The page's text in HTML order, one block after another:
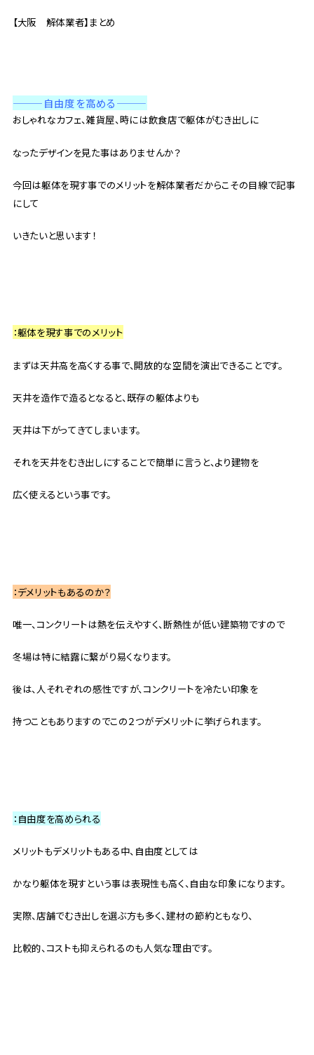
【大阪 解体業者】まとめ
———自由度を高める———
おしゃれなカフェ、雑貨屋、時には飲食店で躯体がむき出しに
なったデザインを見た事はありませんか？
今回は躯体を現す事でのメリットを解体業者だからこその目線で記事
にして
いきたいと思います！
：躯体を現す事でのメリット
まずは天井高を高くする事で、開放的な空間を演出できることです。
天井を造作で造るとなると、既存の躯体よりも
天井は下がってきてしまいます。
それを天井をむき出しにすることで簡単に言うと、より建物を
広く使えるという事です。
：デメリットもあるのか？
唯一、コンクリートは熱を伝えやすく、断熱性が低い建築物ですので
冬場は特に結露に繋がり易くなります。
後は、人それぞれの感性ですが、コンクリートを冷たい印象を
持つこともありますのでこの２つがデメリットに挙げられます。
：自由度を高められる
メリットもデメリットもある中、自由度としては
かなり躯体を現すという事は表現性も高く、自由な印象になります。
実際、店舗でむき出しを選ぶ方も多く、建材の節約ともなり、
比較的、コストも抑えられるのも人気な理由です。